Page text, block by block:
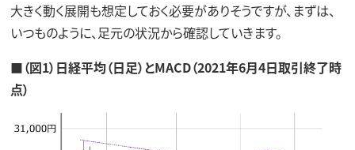
大きく動く展開も想定しておく必要がありそうですが、まずは、
いつものように、足元の状況から確認していきます。
■（図1）日経平均（日足）とMACD（2021年6月4日取引終了時
点）